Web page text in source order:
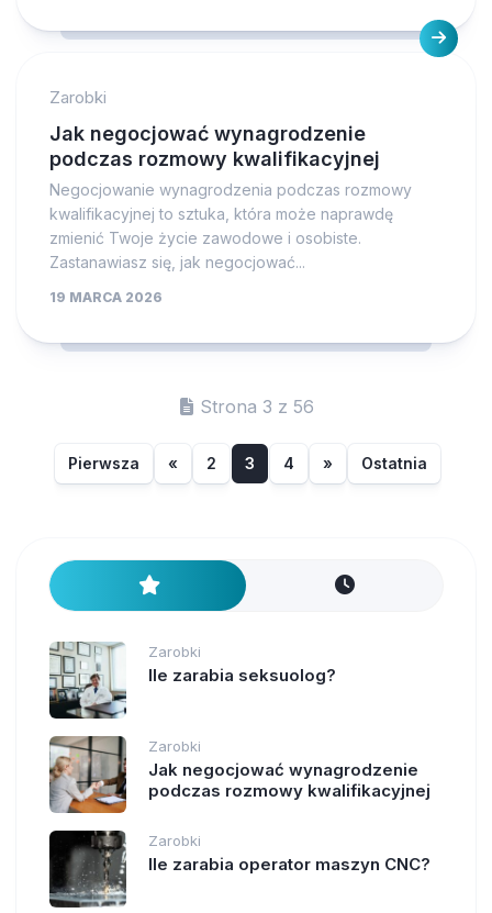
Zarobki
Jak negocjować wynagrodzenie
podczas rozmowy kwalifikacyjnej
Negocjowanie wynagrodzenia podczas rozmowy
kwalifikacyjnej to sztuka, która może naprawdę
zmienić Twoje życie zawodowe i osobiste.
Zastanawiasz się, jak negocjować...
19 MARCA 2026
Strona 3 z 56
Pierwsza « 2 3 4 » Ostatnia
Zarobki
Ile zarabia seksuolog?
Zarobki
Jak negocjować wynagrodzenie
podczas rozmowy kwalifikacyjnej
Zarobki
Ile zarabia operator maszyn CNC?